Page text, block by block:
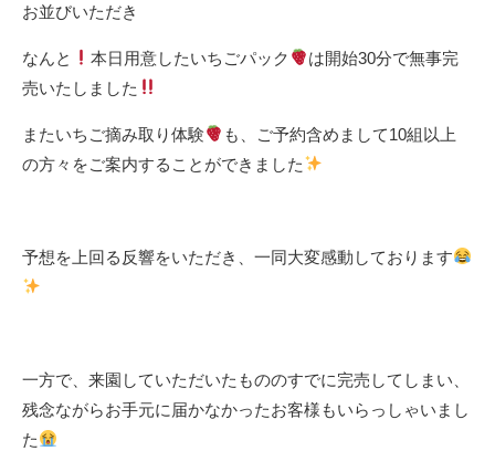
お並びいただき
なんと 本日用意したいちごパック
は開始30分で無事完
売いたしました
またいちご摘み取り体験
も、ご予約含めまして10組以上
の方々をご案内することができました
予想を上回る反響をいただき、一同大変感動しております
一方で、来園していただいたもののすでに完売してしまい、
残念ながらお手元に届かなかったお客様もいらっしゃいまし
た